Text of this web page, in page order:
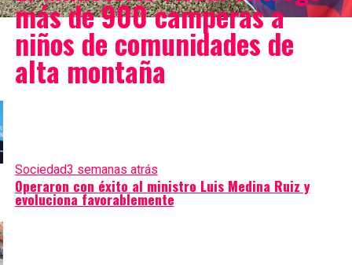
más de 900 camperas a
niños de comunidades de
alta montaña
Sociedad3 semanas atrás
Operaron con éxito al ministro Luis Medina Ruiz y
evoluciona favorablemente